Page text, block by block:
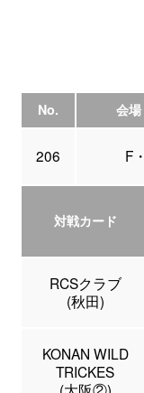
No. 会
206 F
対戦カード
RCSクラブ
(秋田)
KONAN WILD
TRICKES